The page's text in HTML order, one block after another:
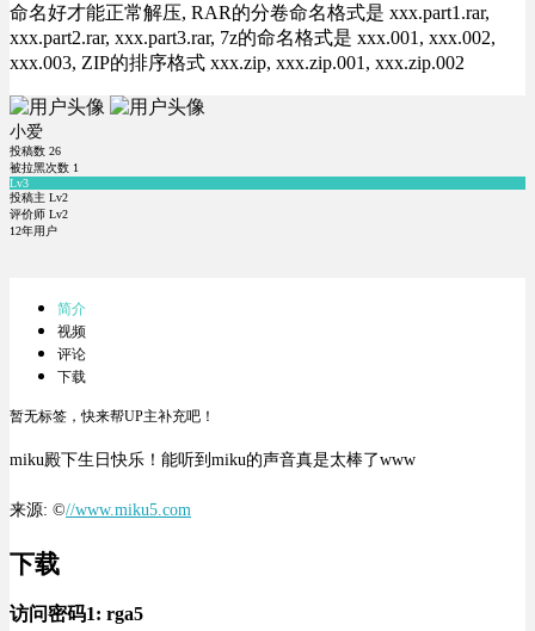
命名好才能正常解压, RAR的分卷命名格式是 xxx.part1.rar,
xxx.part2.rar, xxx.part3.rar, 7z的命名格式是 xxx.001, xxx.002,
xxx.003, ZIP的排序格式 xxx.zip, xxx.zip.001, xxx.zip.002
小爱
投稿数 26
被拉黑次数 1
Lv3
投稿主 Lv2
评价师 Lv2
12年用户
简介
视频
评论
下载
暂无标签，快来帮UP主补充吧！
miku殿下生日快乐！能听到miku的声音真是太棒了www
来源: ©//www.miku5.com
下载
访问密码1: rga5